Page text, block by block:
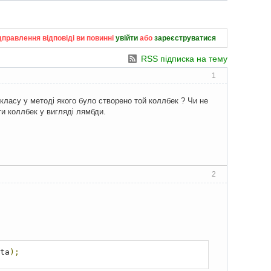
відповіді ви повинні увійти або зареєструватися
RSS підписка на тему
1
у методі якого було створено той коллбек ? Чи не
у вигляді лямбди.
2
);